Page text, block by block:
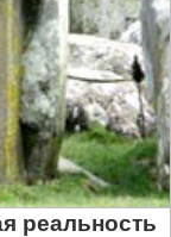
реальность